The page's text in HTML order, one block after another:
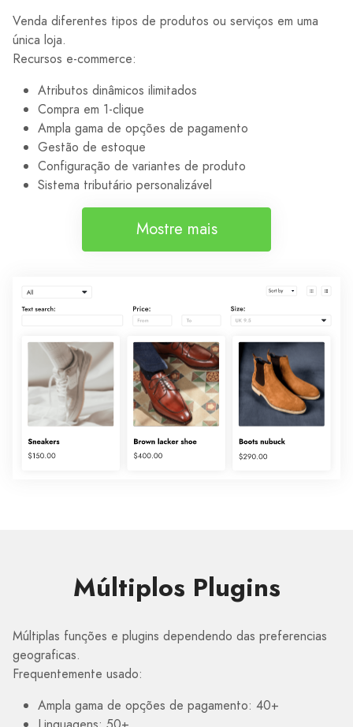
Venda diferentes tipos de produtos ou serviços em uma
única loja.
Recursos e-commerce:
Atributos dinâmicos ilimitados
Compra em 1-clique
Ampla gama de opções de pagamento
Gestão de estoque
Configuração de variantes de produto
Sistema tributário personalizável
Mostre mais
Múltiplos Plugins
Múltiplas funções e plugins dependendo das preferencias
geograficas.
Frequentemente usado:
Ampla gama de opções de pagamento: 40+